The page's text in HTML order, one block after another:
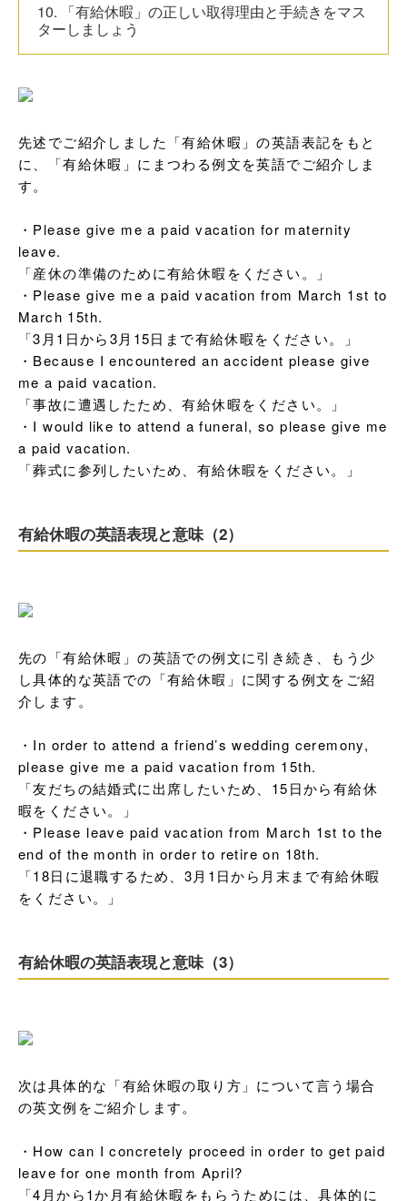
10. 「有給休暇」の正しい取得理由と手続きをマス
ターしましょう
先述でご紹介しました「有給休暇」の英語表記をもと
に、「有給休暇」にまつわる例文を英語でご紹介しま
す。
・Please give me a paid vacation for maternity
leave.
「産休の準備のために有給休暇をください。」
・Please give me a paid vacation from March 1st to
March 15th.
「3月1日から3月15日まで有給休暇をください。」
・Because I encountered an accident please give
me a paid vacation.
「事故に遭遇したため、有給休暇をください。」
・I would like to attend a funeral, so please give me
a paid vacation.
「葬式に参列したいため、有給休暇をください。」
有給休暇の英語表現と意味（2）
先の「有給休暇」の英語での例文に引き続き、もう少
し具体的な英語での「有給休暇」に関する例文をご紹
介します。
・In order to attend a friend’s wedding ceremony,
please give me a paid vacation from 15th.
「友だちの結婚式に出席したいため、15日から有給休
暇をください。」
・Please leave paid vacation from March 1st to the
end of the month in order to retire on 18th.
「18日に退職するため、3月1日から月末まで有給休暇
をください。」
有給休暇の英語表現と意味（3）
次は具体的な「有給休暇の取り方」について言う場合
の英文例をご紹介します。
・How can I concretely proceed in order to get paid
leave for one month from April?
「4月から1か月有給休暇をもらうためには、具体的に